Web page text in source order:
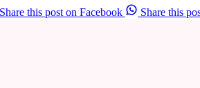
Share this post on Facebook Share this